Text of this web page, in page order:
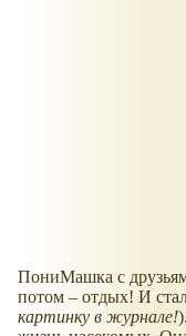
ПониМашка с
потом – отдых! И
картинку в журнале!